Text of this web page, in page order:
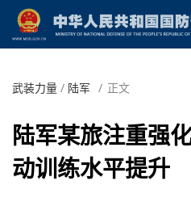
武装力量 / 陆军 / 正文
陆军某旅注重强
动训练水平提升